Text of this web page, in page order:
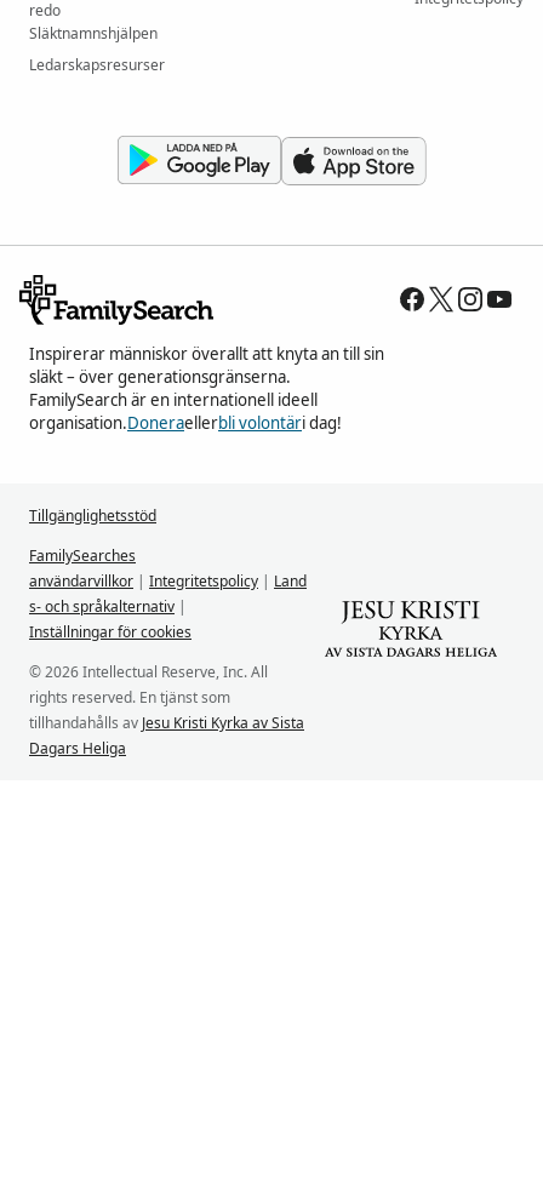
redo
Släktnamnshjälpen
Ledarskapsresurser
Inspirerar människor överallt att knyta an till sin
släkt – över generationsgränserna.
FamilySearch är en internationell ideell
organisation.Doneraellerbli volontäri dag!
Tillgänglighetsstöd
FamilySearches
användarvillkor | Integritetspolicy | Land
s- och språkalternativ |
Inställningar för cookies
© 2026 Intellectual Reserve, Inc. All
rights reserved. En tjänst som
tillhandahålls av Jesu Kristi Kyrka av Sista
Dagars Heliga